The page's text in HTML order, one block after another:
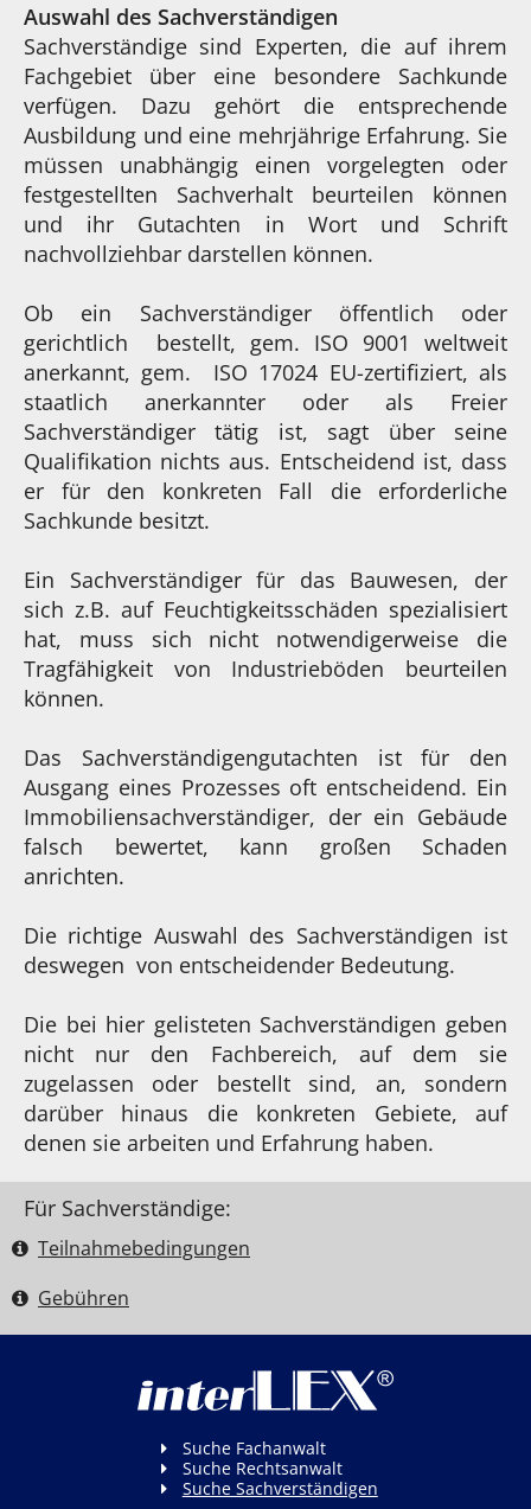
Auswahl des Sachverständigen
Sachverständige sind Experten, die auf ihrem
Fachgebiet über eine besondere Sachkunde
verfügen. Dazu gehört die entsprechende
Ausbildung und eine mehrjährige Erfahrung. Sie
müssen unabhängig einen vorgelegten oder
festgestellten Sachverhalt beurteilen können
und ihr Gutachten in Wort und Schrift
nachvollziehbar darstellen können.
Ob ein Sachverständiger öffentlich oder
gerichtlich bestellt, gem. ISO 9001 weltweit
anerkannt, gem. ISO 17024 EU-zertifiziert, als
staatlich anerkannter oder als Freier
Sachverständiger tätig ist, sagt über seine
Qualifikation nichts aus. Entscheidend ist, dass
er für den konkreten Fall die erforderliche
Sachkunde besitzt.
Ein Sachverständiger für das Bauwesen, der
sich z.B. auf Feuchtigkeitsschäden spezialisiert
hat, muss sich nicht notwendigerweise die
Tragfähigkeit von Industrieböden beurteilen
können.
Das Sachverständigengutachten ist für den
Ausgang eines Prozesses oft entscheidend. Ein
Immobiliensachverständiger, der ein Gebäude
falsch bewertet, kann großen Schaden
anrichten.
Die richtige Auswahl des Sachverständigen ist
deswegen von entscheidender Bedeutung.
Die bei hier gelisteten Sachverständigen geben
nicht nur den Fachbereich, auf dem sie
zugelassen oder bestellt sind, an, sondern
darüber hinaus die konkreten Gebiete, auf
denen sie arbeiten und Erfahrung haben.
Für Sachverständige:
Teilnahme­bedingungen
Gebühren
Suche Fachanwalt
Suche Rechtsanwalt
Suche Sachverständigen